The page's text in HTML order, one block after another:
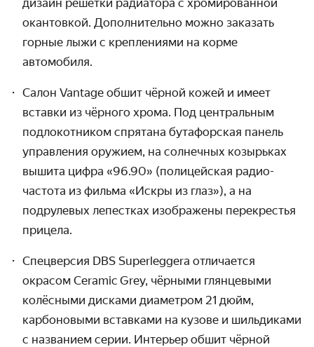
дизайн решётки радиатора с хромиро­ванной
окантовкой. Дополни­тельно можно заказать
горные лыжи с креп­лениями на корме
автомобиля.
Салон Vantage обшит чёрной кожей и имеет
вставки из чёрного хрома. Под центральным
подло­котником спрятана бутафорская панель
управления оружием, на солнечных козырьках
вышита цифра «96.90» (полицейская радио­
частота из фильма «Искры из глаз»), а на
подрулевых лепестках изображены перекрестья
прицела.
Спецверсия DBS Superleggera отличается
окрасом Ceramic Grey, чёрными глянцевыми
колёсными дисками диаметром 21 дюйм,
карбоновыми вставками на кузове и шильдиками
с названием серии. Интерьер обшит чёрной